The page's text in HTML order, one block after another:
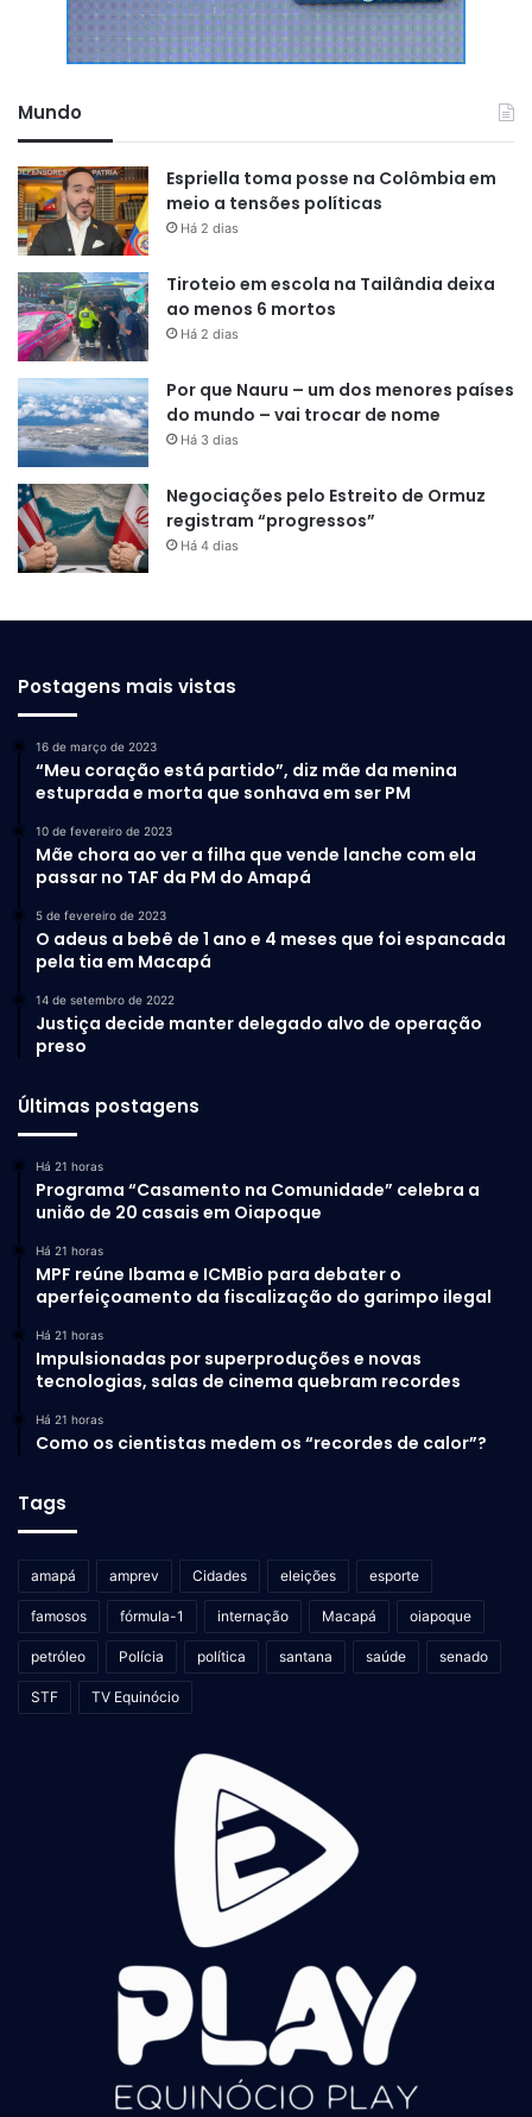
Mundo
Espriella toma posse na Colômbia em
meio a tensões políticas
Há 2 dias
Tiroteio em escola na Tailândia deixa
ao menos 6 mortos
Há 2 dias
Por que Nauru – um dos menores países
do mundo – vai trocar de nome
Há 3 dias
Negociações pelo Estreito de Ormuz
registram “progressos”
Há 4 dias
Postagens mais vistas
16 de março de 2023
“Meu coração está partido”, diz mãe da menina
estuprada e morta que sonhava em ser PM
10 de fevereiro de 2023
Mãe chora ao ver a filha que vende lanche com ela
passar no TAF da PM do Amapá
5 de fevereiro de 2023
O adeus a bebê de 1 ano e 4 meses que foi espancada
pela tia em Macapá
14 de setembro de 2022
Justiça decide manter delegado alvo de operação
preso
Últimas postagens
Há 21 horas
Programa “Casamento na Comunidade” celebra a
união de 20 casais em Oiapoque
Há 21 horas
MPF reúne Ibama e ICMBio para debater o
aperfeiçoamento da fiscalização do garimpo ilegal
Há 21 horas
Impulsionadas por superproduções e novas
tecnologias, salas de cinema quebram recordes
Há 21 horas
Como os cientistas medem os “recordes de calor”?
Tags
amapá amprev Cidades eleições esporte
famosos fórmula-1 internação Macapá oiapoque
petróleo Polícia política santana saúde senado
STF TV Equinócio